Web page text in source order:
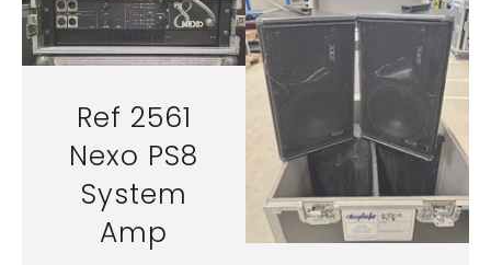
Ref 2561
Nexo PS8
System
Amp